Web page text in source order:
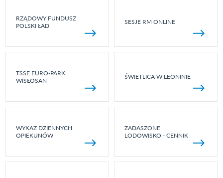
RZĄDOWY FUNDUSZ
POLSKI ŁAD
SESJE RM ONLINE
TSSE EURO-PARK
WISŁOSAN
ŚWIETLICA W LEONINIE
WYKAZ DZIENNYCH
OPIEKUNÓW
ZADASZONE
LODOWISKO - CENNIK